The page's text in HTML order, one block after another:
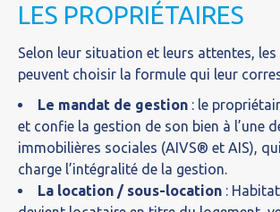
LES PROPRIÉTAIRES
Selon leur situation et leurs attentes,
peuvent choisir la formule qui leur
Le mandat de gestion : le
et confie la gestion de son bien à l’une
immobilières sociales (AIVS® et AIS),
charge l’intégralité de la gestion.
La location / sous-location :